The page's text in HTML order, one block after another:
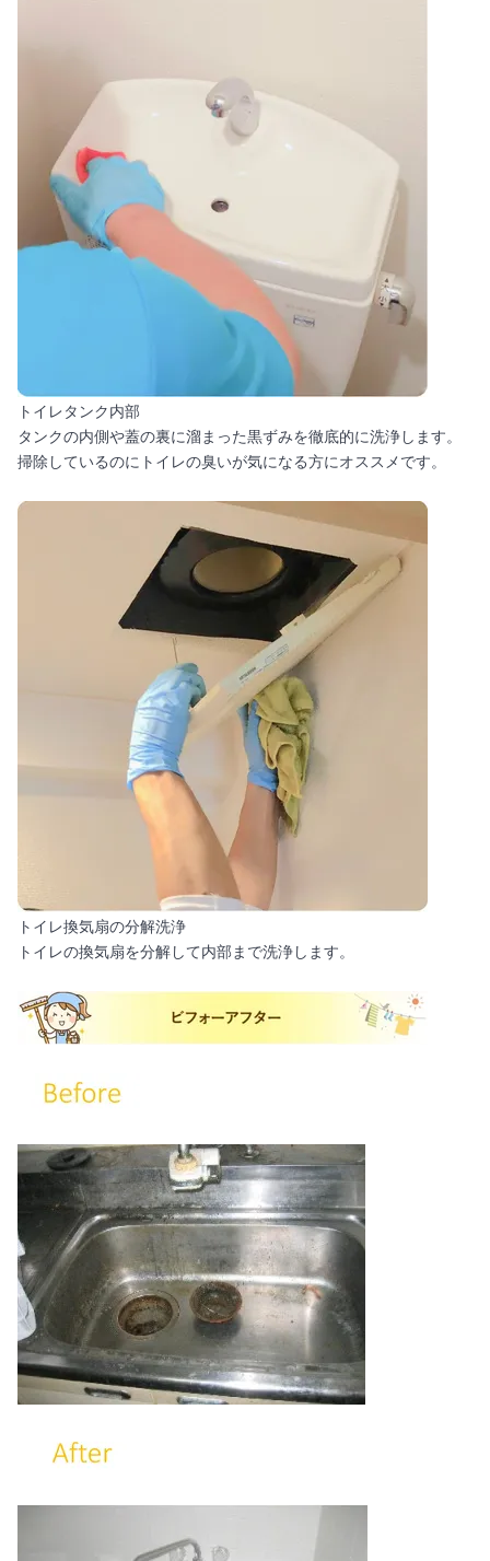
トイレタンク内部
タンクの内側や蓋の裏に溜まった黒ずみを徹底的に洗浄します。
掃除しているのにトイレの臭いが気になる方にオススメです。
トイレ換気扇の分解洗浄
トイレの換気扇を分解して内部まで洗浄します。